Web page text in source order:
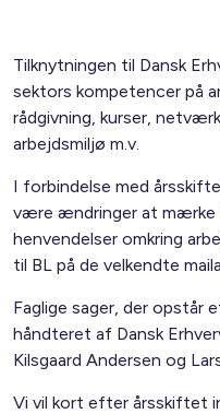
Tilknytningen til Dansk
sektors kompetencer på
rådgivning, kurser,
arbejdsmiljø m.v.
I forbindelse med
være ændringer at mærke
henvendelser omkring
til BL på de velkendte
Faglige sager, der opstår
håndteret af Dansk
Kilsgaard Andersen og
Vi vil kort efter årsskiftet